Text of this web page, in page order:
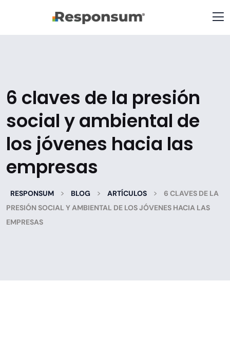
6 claves de la presión
social y ambiental de
los jóvenes hacia las
empresas
RESPONSUM > BLOG > ARTÍCULOS >
6 CLAVES DE LA
PRESIÓN SOCIAL Y AMBIENTAL DE LOS JÓVENES HACIA LAS
EMPRESAS